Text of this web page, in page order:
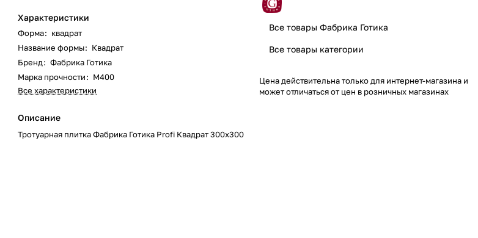
Характеристики
Форма: квадрат
Название формы: Квадрат
Бренд: Фабрика Готика
Марка прочности: М400
Все характеристики
Описание
Тротуарная плитка Фабрика Готика Profi Квадрат 300x300
Все товары Фабрика Готика
Все товары категории
Цена действительна только для интернет-магазина и
может отличаться от цен в розничных магазинах